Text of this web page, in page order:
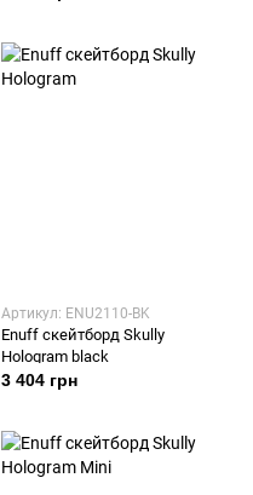
Артикул: ENU2110-BK
Enuff скейтборд Skully
Hologram black
3 404 грн